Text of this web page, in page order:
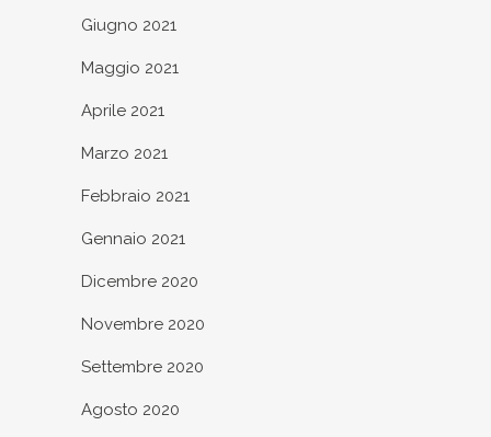
Giugno 2021
Maggio 2021
Aprile 2021
Marzo 2021
Febbraio 2021
Gennaio 2021
Dicembre 2020
Novembre 2020
Settembre 2020
Agosto 2020